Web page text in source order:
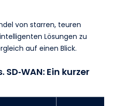
von starren, teuren
Lösungen zu
auf einen Blick.
Ein kurzer